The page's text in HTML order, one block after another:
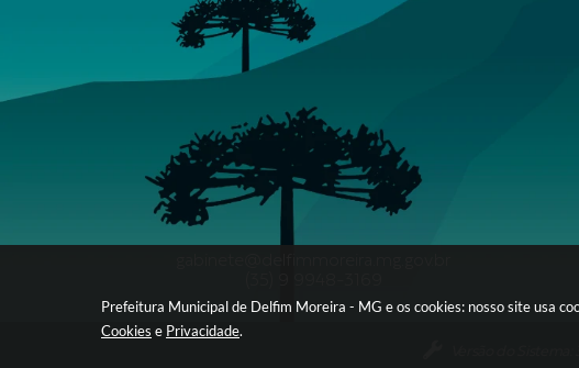
Prefeitura Municipal de Delfim Moreira - MG e os cookies: nosso site usa
Cookies e Privacidade.